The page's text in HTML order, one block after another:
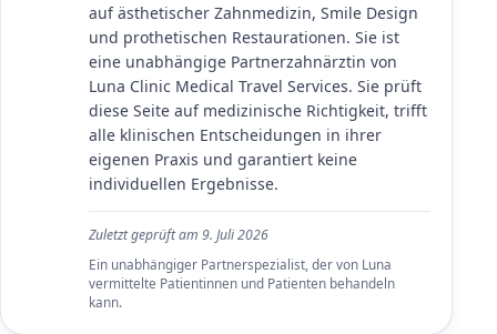
auf ästhetischer Zahnmedizin, Smile Design
und prothetischen Restaurationen. Sie ist
eine unabhängige Partnerzahnärztin von
Luna Clinic Medical Travel Services. Sie prüft
diese Seite auf medizinische Richtigkeit, trifft
alle klinischen Entscheidungen in ihrer
eigenen Praxis und garantiert keine
individuellen Ergebnisse.
Zuletzt geprüft am9. Juli 2026
Ein unabhängiger Partnerspezialist, der von Luna
vermittelte Patientinnen und Patienten behandeln
kann.